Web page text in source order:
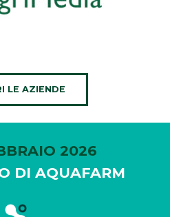
LE AZIENDE
2026
DI AQUAFARM